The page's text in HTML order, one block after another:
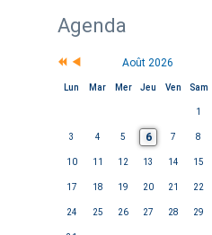
Agenda
Août 2026
Lun Mar Mer Jeu Ven Sam
1
3 4 5 6 7 8
10 11 12 13 14 15
17 18 19 20 21 22
24 25 26 27 28 29